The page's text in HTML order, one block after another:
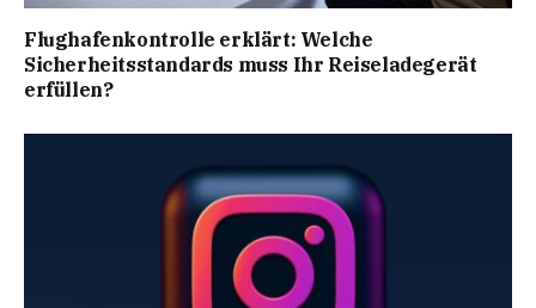
Flughafenkontrolle erklärt: Welche
Sicherheitsstandards muss Ihr Reiseladegerät
erfüllen?